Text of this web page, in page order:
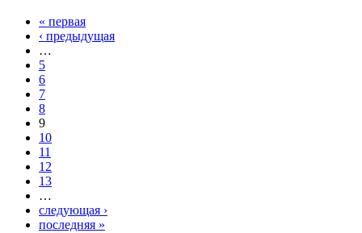
« первая
‹ предыдущая
…
5
6
7
8
9
10
11
12
13
…
следующая ›
последняя »